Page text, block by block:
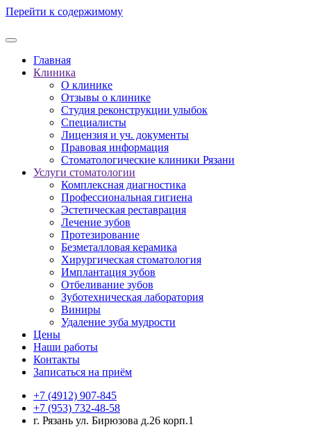
Перейти к содержимому
Главная
Клиника
О клинике
Отзывы о клинике
Студия реконструкции улыбок
Специалисты
Лицензия и уч. документы
Правовая информация
Стоматологические клиники Рязани
Услуги стоматологии
Комплексная диагностика
Профессиональная гигиена
Эстетическая реставрация
Лечение зубов
Протезирование
Безметалловая керамика
Хирургическая стоматология
Имплантация зубов
Отбеливание зубов
Зуботехническая лаборатория
Виниры
Удаление зуба мудрости
Цены
Наши работы
Контакты
Записаться на приём
+7 (4912) 907-845
+7 (953) 732-48-58
г. Рязань ул. Бирюзова д.26 корп.1